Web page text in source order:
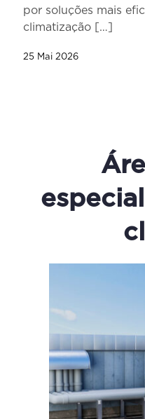
por soluções mais
climatização […]
25 Mai 2026